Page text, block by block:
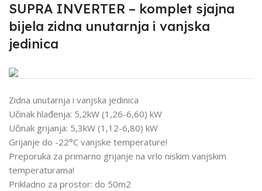
SUPRA INVERTER – komplet sjajna
bijela zidna unutarnja i vanjska
jedinica
Zidna unutarnja i vanjska jedinica
Učinak hlađenja: 5,2kW (1,26-6,60) kW
Učinak grijanja: 5,3kW (1,12-6,80) kW
Grijanje do -22°C vanjske temperature!
Preporuka za primarno grijanje na vrlo niskim vanjskim
temperaturama!
Prikladno za prostor: do 50m2